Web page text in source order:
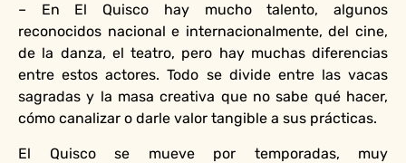
– En El Quisco hay mucho talento, algunos
reconocidos nacional e internacionalmente, del cine,
de la danza, el teatro, pero hay muchas diferencias
entre estos actores. Todo se divide entre las vacas
sagradas y la masa creativa que no sabe qué hacer,
cómo canalizar o darle valor tangible a sus prácticas.
El Quisco se mueve por temporadas, muy